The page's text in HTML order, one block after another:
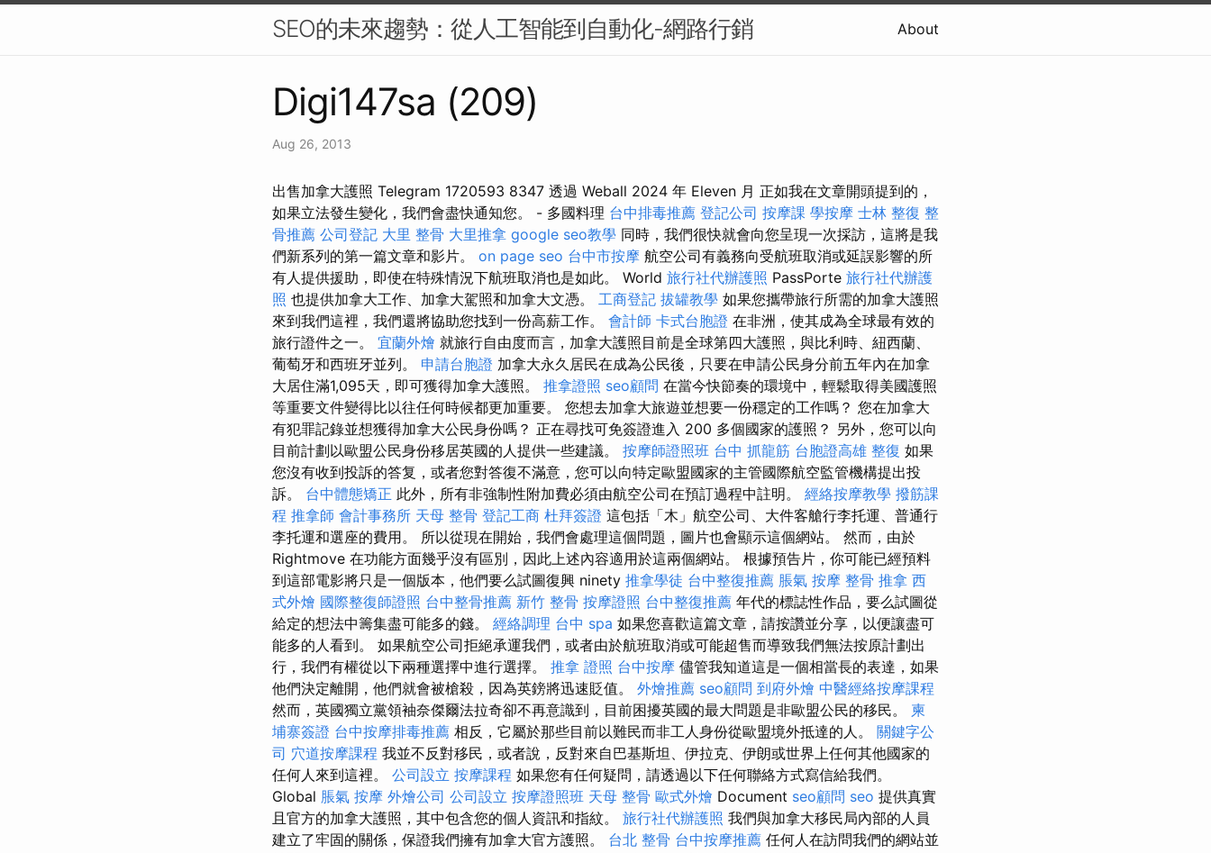
SEO的未來趨勢：從人工智能到自動化-網路行銷 About
Digi147sa (209)
Aug 26, 2013
出售加拿大護照 Telegram 1720593 8347 透過 Weball 2024 年 Eleven 月 正如我在文章開頭提到的，
如果立法發生變化，我們會盡快通知您。 - 多國料理 台中排毒推薦 登記公司 按摩課 學按摩 士林 整復 整
骨推薦 公司登記 大里 整骨 大里推拿 google seo教學 同時，我們很快就會向您呈現一次採訪，這將是我
們新系列的第一篇文章和影片。 on page seo 台中市按摩 航空公司有義務向受航班取消或延誤影響的所
有人提供援助，即使在特殊情況下航班取消也是如此。 World 旅行社代辦護照 PassPorte 旅行社代辦護
照 也提供加拿大工作、加拿大駕照和加拿大文憑。 工商登記 拔罐教學 如果您攜帶旅行所需的加拿大護照
來到我們這裡，我們還將協助您找到一份高薪工作。 會計師 卡式台胞證 在非洲，使其成為全球最有效的
旅行證件之一。 宜蘭外燴 就旅行自由度而言，加拿大護照目前是全球第四大護照，與比利時、紐西蘭、
葡萄牙和西班牙並列。 申請台胞證 加拿大永久居民在成為公民後，只要在申請公民身分前五年內在加拿
大居住滿1,095天，即可獲得加拿大護照。 推拿證照 seo顧問 在當今快節奏的環境中，輕鬆取得美國護照
等重要文件變得比以往任何時候都更加重要。 您想去加拿大旅遊並想要一份穩定的工作嗎？ 您在加拿大
有犯罪記錄並想獲得加拿大公民身份嗎？ 正在尋找可免簽證進入 200 多個國家的護照？ 另外，您可以向
目前計劃以歐盟公民身份移居英國的人提供一些建議。 按摩師證照班 台中 抓龍筋 台胞證高雄 整復 如果
您沒有收到投訴的答复，或者您對答復不滿意，您可以向特定歐盟國家的主管國際航空監管機構提出投
訴。 台中體態矯正 此外，所有非強制性附加費必須由航空公司在預訂過程中註明。 經絡按摩教學 撥筋課
程 推拿師 會計事務所 天母 整骨 登記工商 杜拜簽證 這包括「木」航空公司、大件客艙行李托運、普通行
李托運和選座的費用。 所以從現在開始，我們會處理這個問題，圖片也會顯示這個網站。 然而，由於
Rightmove 在功能方面幾乎沒有區別，因此上述內容適用於這兩個網站。 根據預告片，你可能已經預料
到這部電影將只是一個版本，他們要么試圖復興 ninety 推拿學徒 台中整復推薦 脹氣 按摩 整骨 推拿 西
式外燴 國際整復師證照 台中整骨推薦 新竹 整骨 按摩證照 台中整復推薦 年代的標誌性作品，要么試圖從
給定的想法中籌集盡可能多的錢。 經絡調理 台中 spa 如果您喜歡這篇文章，請按讚並分享，以便讓盡可
能多的人看到。 如果航空公司拒絕承運我們，或者由於航班取消或可能超售而導致我們無法按原計劃出
行，我們有權從以下兩種選擇中進行選擇。 推拿 證照 台中按摩 儘管我知道這是一個相當長的表達，如果
他們決定離開，他們就會被槍殺，因為英鎊將迅速貶值。 外燴推薦 seo顧問 到府外燴 中醫經絡按摩課程
然而，英國獨立黨領袖奈傑爾法拉奇卻不再意識到，目前困擾英國的最大問題是非歐盟公民的移民。 柬
埔寨簽證 台中按摩排毒推薦 相反，它屬於那些目前以難民而非工人身份從歐盟境外抵達的人。 關鍵字公
司 穴道按摩課程 我並不反對移民，或者說，反對來自巴基斯坦、伊拉克、伊朗或世界上任何其他國家的
任何人來到這裡。 公司設立 按摩課程 如果您有任何疑問，請透過以下任何聯絡方式寫信給我們。
Global 脹氣 按摩 外燴公司 公司設立 按摩證照班 天母 整骨 歐式外燴 Document seo顧問 seo 提供真實
且官方的加拿大護照，其中包含您的個人資訊和指紋。 旅行社代辦護照 我們與加拿大移民局內部的人員
建立了牢固的關係，保證我們擁有加拿大官方護照。 台北 整骨 台中按摩推薦 任何人在訪問我們的網站並